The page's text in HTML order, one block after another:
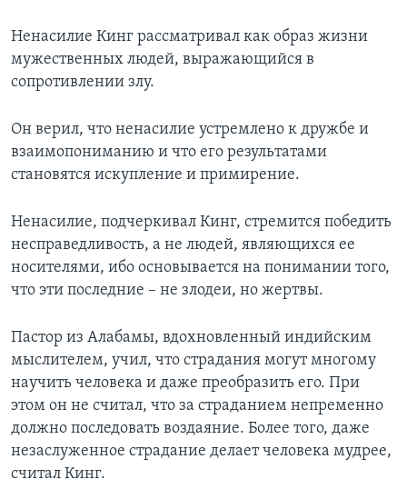
Ненасилие Кинг рассматривал как образ жизни
мужественных людей, выражающийся в
сопротивлении злу.
Он верил, что ненасилие устремлено к дружбе и
взаимопониманию и что его результатами
становятся искупление и примирение.
Ненасилие, подчеркивал Кинг, стремится победить
несправедливость, а не людей, являющихся ее
носителями, ибо основывается на понимании того,
что эти последние – не злодеи, но жертвы.
Пастор из Алабамы, вдохновленный индийским
мыслителем, учил, что страдания могут многому
научить человека и даже преобразить его. При
этом он не считал, что за страданием непременно
должно последовать воздаяние. Более того, даже
незаслуженное страдание делает человека мудрее,
считал Кинг.